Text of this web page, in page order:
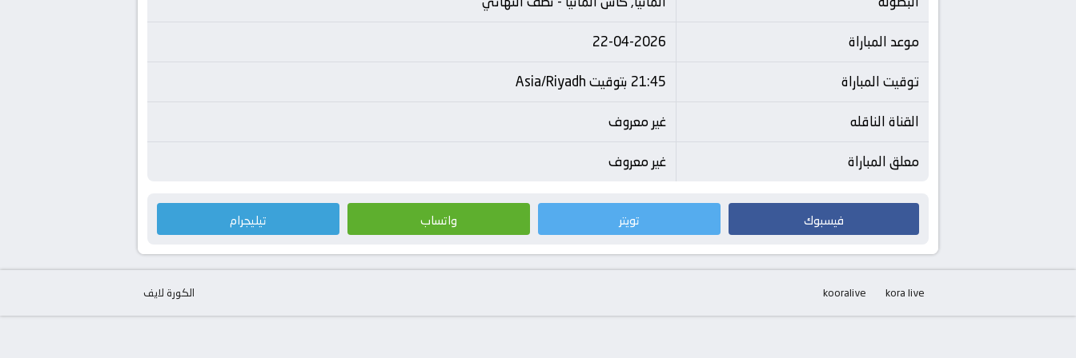
موعد المباراة
22-04-2026
توقيت المباراة
21:45 بتوقيت Asia/Riyadh
القناة الناقله
غير معروف
معلق المباراة
غير معروف
فيسبوك تويتر واتساب تيليجرام
الكورة لايف kora live
kooralive